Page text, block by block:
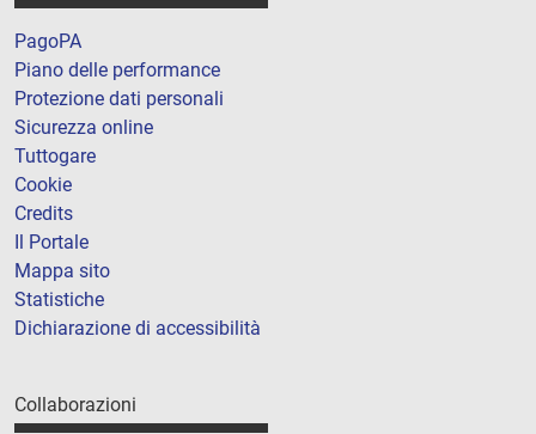
PagoPA
Piano delle performance
Protezione dati personali
Sicurezza online
Tuttogare
Cookie
Credits
Il Portale
Mappa sito
Statistiche
Dichiarazione di accessibilità
Collaborazioni